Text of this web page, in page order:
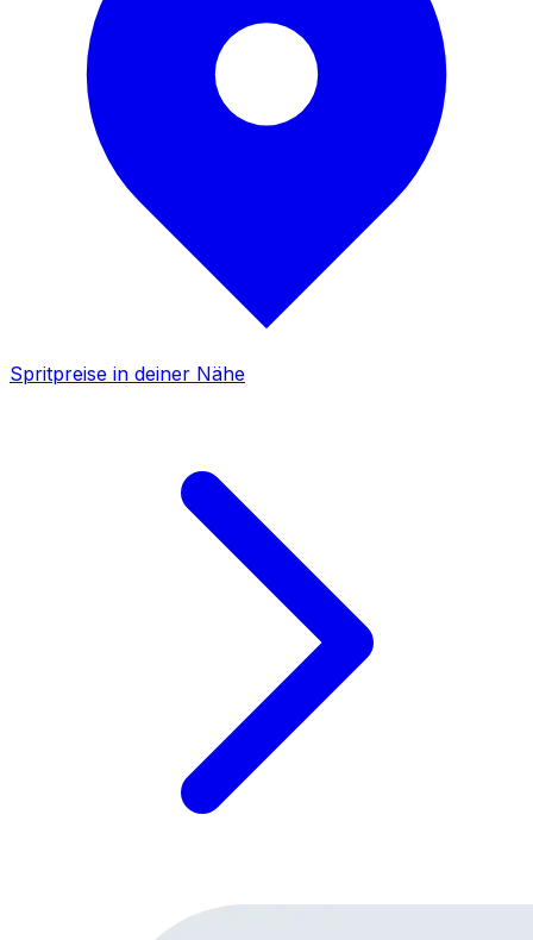
Spritpreise in deiner Nähe